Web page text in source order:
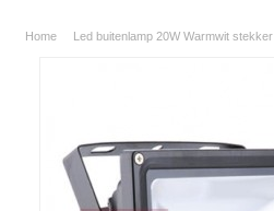
INSTALLATIE ARTIKELEN
Home Led buitenlamp 20W Warmwit stekker